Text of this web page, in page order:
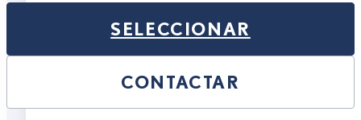
SELECCIONAR
CONTACTAR